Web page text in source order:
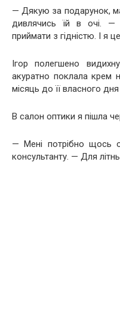
— Дякую за подарунок,
дивлячись їй в очі. —
приймати з гідністю. І я
Ігор полегшено
акуратно поклала крем
місяць до її власного
В салон оптики я пішла
— Мені потрібно щось
консультанту. — Для